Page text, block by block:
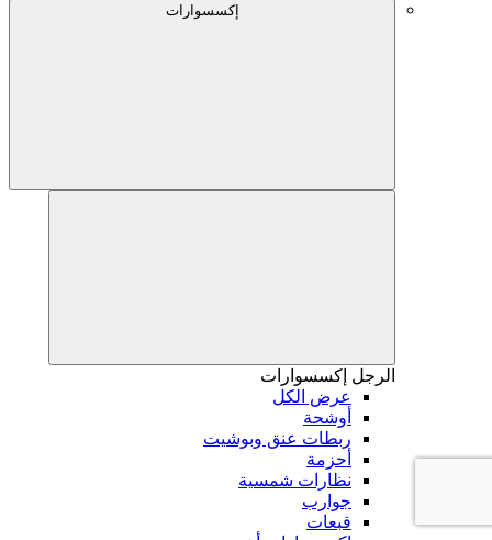
إكسسوارات
الرجل إكسسوارات
عرض الكل
أوشحة
ربطات عنق وبوشيت
أحزمة
نظارات شمسية
جوارب
قبعات